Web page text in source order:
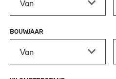
BOUWJAAR